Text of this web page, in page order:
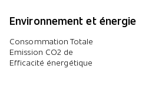
Environnement et énergie
Consommation Totale
Emission CO2 de
Efficacité énergétique